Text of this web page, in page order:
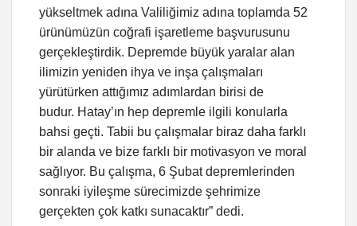
yükseltmek adına Valiliğimiz adına toplamda 52
ürünümüzün coğrafi işaretleme başvurusunu
gerçekleştirdik. Depremde büyük yaralar alan
ilimizin yeniden ihya ve inşa çalışmaları
yürütürken attığımız adımlardan birisi de
budur. Hatay’ın hep depremle ilgili konularla
bahsi geçti. Tabii bu çalışmalar biraz daha farklı
bir alanda ve bize farklı bir motivasyon ve moral
sağlıyor. Bu çalışma, 6 Şubat depremlerinden
sonraki iyileşme sürecimizde şehrimize
gerçekten çok katkı sunacaktır” dedi.